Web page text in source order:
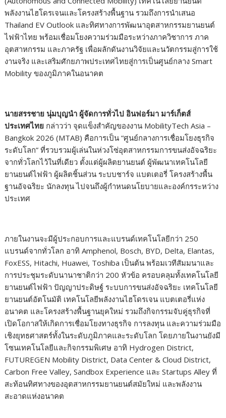
พลังงานไฮโดรเจนและโครงสร้างพื้นฐาน รวมถึงการนำเสนอ
Thailand EV Outlook และทิศทางการพัฒนาอุตสาหกรรมยานยนต์
ไฟฟ้าไทย พร้อมเชื่อมโยงความร่วมมือระหว่างภาควิชาการ ภาค
อุตสาหกรรม และภาครัฐ เพื่อผลักดันงานวิจัยและนวัตกรรมสู่การใช้
งานจริง และเสริมศักยภาพประเทศไทยสู่การเป็นศูนย์กลาง Smart
Mobility ของภูมิภาคในอนาคต
นายสรรชาย นุ่มบุญนำ ผู้จัดการทั่วไป อินฟอร์มา มาร์เก็ตส์
ประเทศไทย กล่าวว่า จุดแข็งสำคัญของงาน MobilityTech Asia –
Bangkok 2026 (MTAB) คือการเป็น “ศูนย์กลางการเชื่อมโยงธุรกิจ
ระดับโลก” ที่รวบรวมผู้เล่นในห่วงโซ่อุตสาหกรรมการขนส่งอัจฉริยะ
จากทั่วโลกไว้ในที่เดียว ตั้งแต่ผู้ผลิตยานยนต์ ผู้พัฒนาเทคโนโลยี
ยานยนต์ไฟฟ้า ผู้ผลิตชิ้นส่วน ระบบชาร์จ แบตเตอรี่ โครงสร้างพื้น
ฐานอัจฉริยะ นักลงทุน ไปจนถึงผู้กำหนดนโยบายและองค์กรระหว่าง
ประเทศ
ภายในงานจะมีผู้ประกอบการและแบรนด์เทคโนโลยีกว่า 250
แบรนด์จากทั่วโลก อาทิ Amphenol, Bosch, BYD, Delta, Elantas,
FoxESS, Hitachi, Huawei, Toshiba เป็นต้น พร้อมเวทีสัมมนาและ
การประชุมระดับนานาชาติกว่า 200 หัวข้อ ครอบคลุมทั้งเทคโนโลยี
ยานยนต์ไฟฟ้า ปัญญาประดิษฐ์ ระบบการขนส่งอัจฉริยะ เทคโนโลยี
ยานยนต์อัตโนมัติ เทคโนโลยีพลังงานไฮโดรเจน แบตเตอรี่แห่ง
อนาคต และโครงสร้างพื้นฐานยุคใหม่ รวมถึงกิจกรรมจับคู่ธุรกิจที่
เปิดโอกาสให้เกิดการเชื่อมโยงทางธุรกิจ การลงทุน และความร่วมมือ
เชิงยุทธศาสตร์ทั้งในระดับภูมิภาคและระดับโลก โดยภายในงานยังมี
โซนเทคโนโลยีและกิจกรรมพิเศษ อาทิ Hydrogen District,
FUTUREGEN Mobility District, Data Center & Cloud District,
Carbon Free Valley, Sandbox Experience และ Startups Alley ที่
สะท้อนทิศทางของอุตสาหกรรมยานยนต์สมัยใหม่ และพลังงาน
สะอาดแห่งอนาคต